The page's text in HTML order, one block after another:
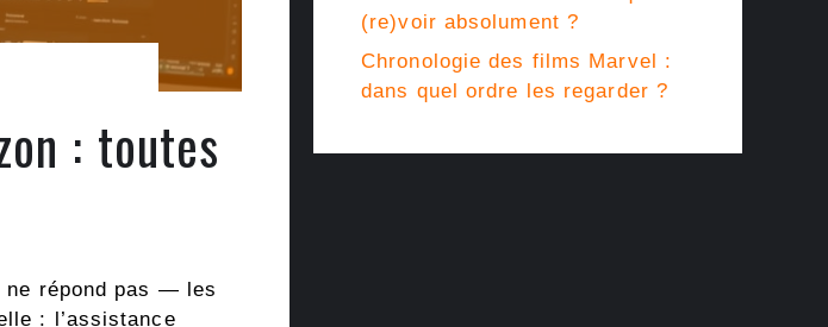
: toutes
ne répond pas — les
: l’assistance
(re)voir absolument ?
Chronologie des films Marvel :
dans quel ordre les regarder ?